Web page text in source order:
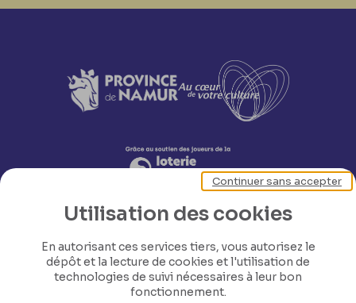
Utilisation des cookies
En autorisant ces services tiers, vous autorisez le
dépôt et la lecture de cookies et l'utilisation de
technologies de suivi nécessaires à leur bon
fonctionnement.
Continuer sans accepter